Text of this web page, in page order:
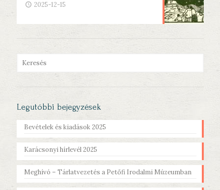
2025-12-15
Legutóbbi bejegyzések
Bevételek és kiadások 2025
Karácsonyi hírlevél 2025
Meghívó – Tárlatvezetés a Petőfi Irodalmi Múzeumban